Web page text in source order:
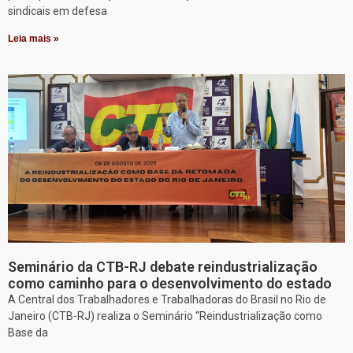
sindicais em defesa
Leia mais »
Seminário da CTB-RJ debate reindustrialização
como caminho para o desenvolvimento do estado
A Central dos Trabalhadores e Trabalhadoras do Brasil no Rio de
Janeiro (CTB-RJ) realiza o Seminário “Reindustrialização como
Base da